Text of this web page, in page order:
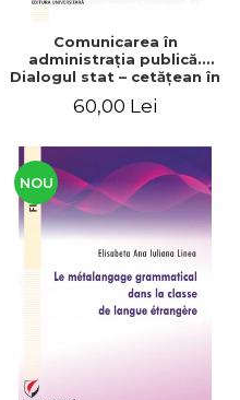
Comunicarea în
administraţia publică.
Dialogul stat – cetăţean în
european / Communication
The state-citizen dialogue
in national and European
context
60,00 Lei
NOU